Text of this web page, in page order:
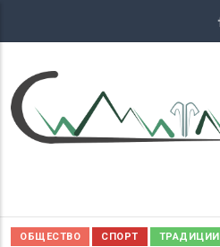
съдържание
ОБЩЕСТВО СПОРТ ТРАДИЦИИ